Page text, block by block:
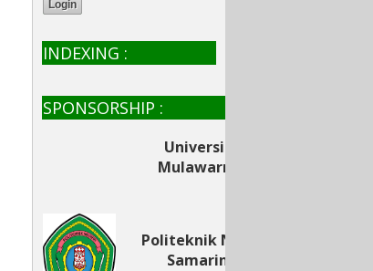
INDEXING :
SPONSORSHIP :
Universitas
Mulawarman
Politeknik Negeri
Samarinda